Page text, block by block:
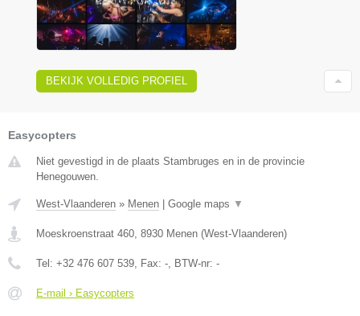
BEKIJK VOLLEDIG PROFIEL
Easycopters
Niet gevestigd in de plaats Stambruges en in de provincie
Henegouwen.
West-Vlaanderen » Menen Google maps ▼
Moeskroenstraat 460, 8930 Menen (West-Vlaanderen)
Tel: +32 476 607 539, Fax: -, BTW-nr: -
E-mail › Easycopters